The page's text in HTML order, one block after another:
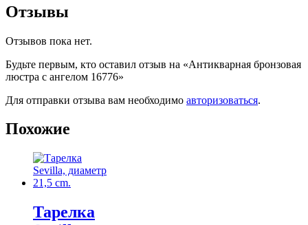
Отзывы
Отзывов пока нет.
Будьте первым, кто оставил отзыв на «Антикварная бронзовая
люстра с ангелом 16776»
Для отправки отзыва вам необходимо авторизоваться.
Похожие
Тарелка